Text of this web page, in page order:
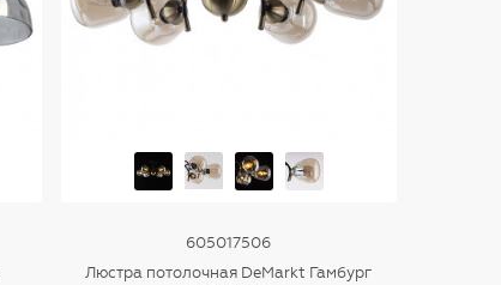
605017506
Люстра потолочная DeMarkt Гамбург